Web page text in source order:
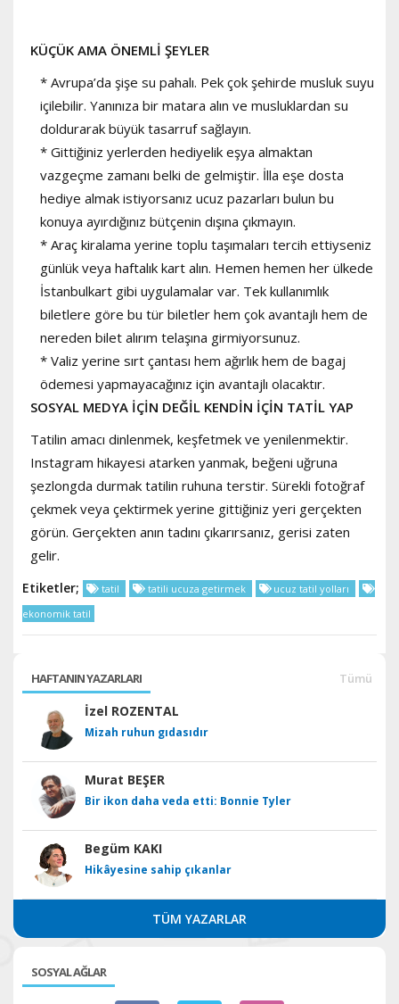
KÜÇÜK AMA ÖNEMLİ ŞEYLER
* Avrupa’da şişe su pahalı. Pek çok şehirde musluk suyu
içilebilir. Yanınıza bir matara alın ve musluklardan su
doldurarak büyük tasarruf sağlayın.
* Gittiğiniz yerlerden hediyelik eşya almaktan
vazgeçme zamanı belki de gelmiştir. İlla eşe dosta
hediye almak istiyorsanız ucuz pazarları bulun bu
konuya ayırdığınız bütçenin dışına çıkmayın.
* Araç kiralama yerine toplu taşımaları tercih ettiyseniz
günlük veya haftalık kart alın. Hemen hemen her ülkede
İstanbulkart gibi uygulamalar var. Tek kullanımlık
biletlere göre bu tür biletler hem çok avantajlı hem de
nereden bilet alırım telaşına girmiyorsunuz.
* Valiz yerine sırt çantası hem ağırlık hem de bagaj
ödemesi yapmayacağınız için avantajlı olacaktır.
SOSYAL MEDYA İÇİN DEĞİL KENDİN İÇİN TATİL YAP
Tatilin amacı dinlenmek, keşfetmek ve yenilenmektir.
Instagram hikayesi atarken yanmak, beğeni uğruna
şezlongda durmak tatilin ruhuna terstir. Sürekli fotoğraf
çekmek veya çektirmek yerine gittiğiniz yeri gerçekten
görün. Gerçekten anın tadını çıkarırsanız, gerisi zaten
gelir.
Etiketler; tatil tatili ucuza getirmek
ucuz tatil yolları
ekonomik tatil
HAFTANIN YAZARLARI Tümü
İzel ROZENTAL
Mizah ruhun gıdasıdır
Murat BEŞER
Bir ikon daha veda etti: Bonnie Tyler
Begüm KAKI
Hikâyesine sahip çıkanlar
TÜM YAZARLAR
SOSYAL AĞLAR